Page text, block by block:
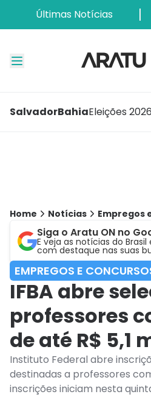
Últimas Notícias
SalvadorBahiaEleições 2026
Home Notícias Empregos
Siga o Aratu ON no
E veja as notícias do Brasil
com destaque nas suas
EMPREGOS E
IFBA abre
professores
de até R$ 5,1
Instituto Federal abre
destinadas a professores
inscrições iniciam nesta